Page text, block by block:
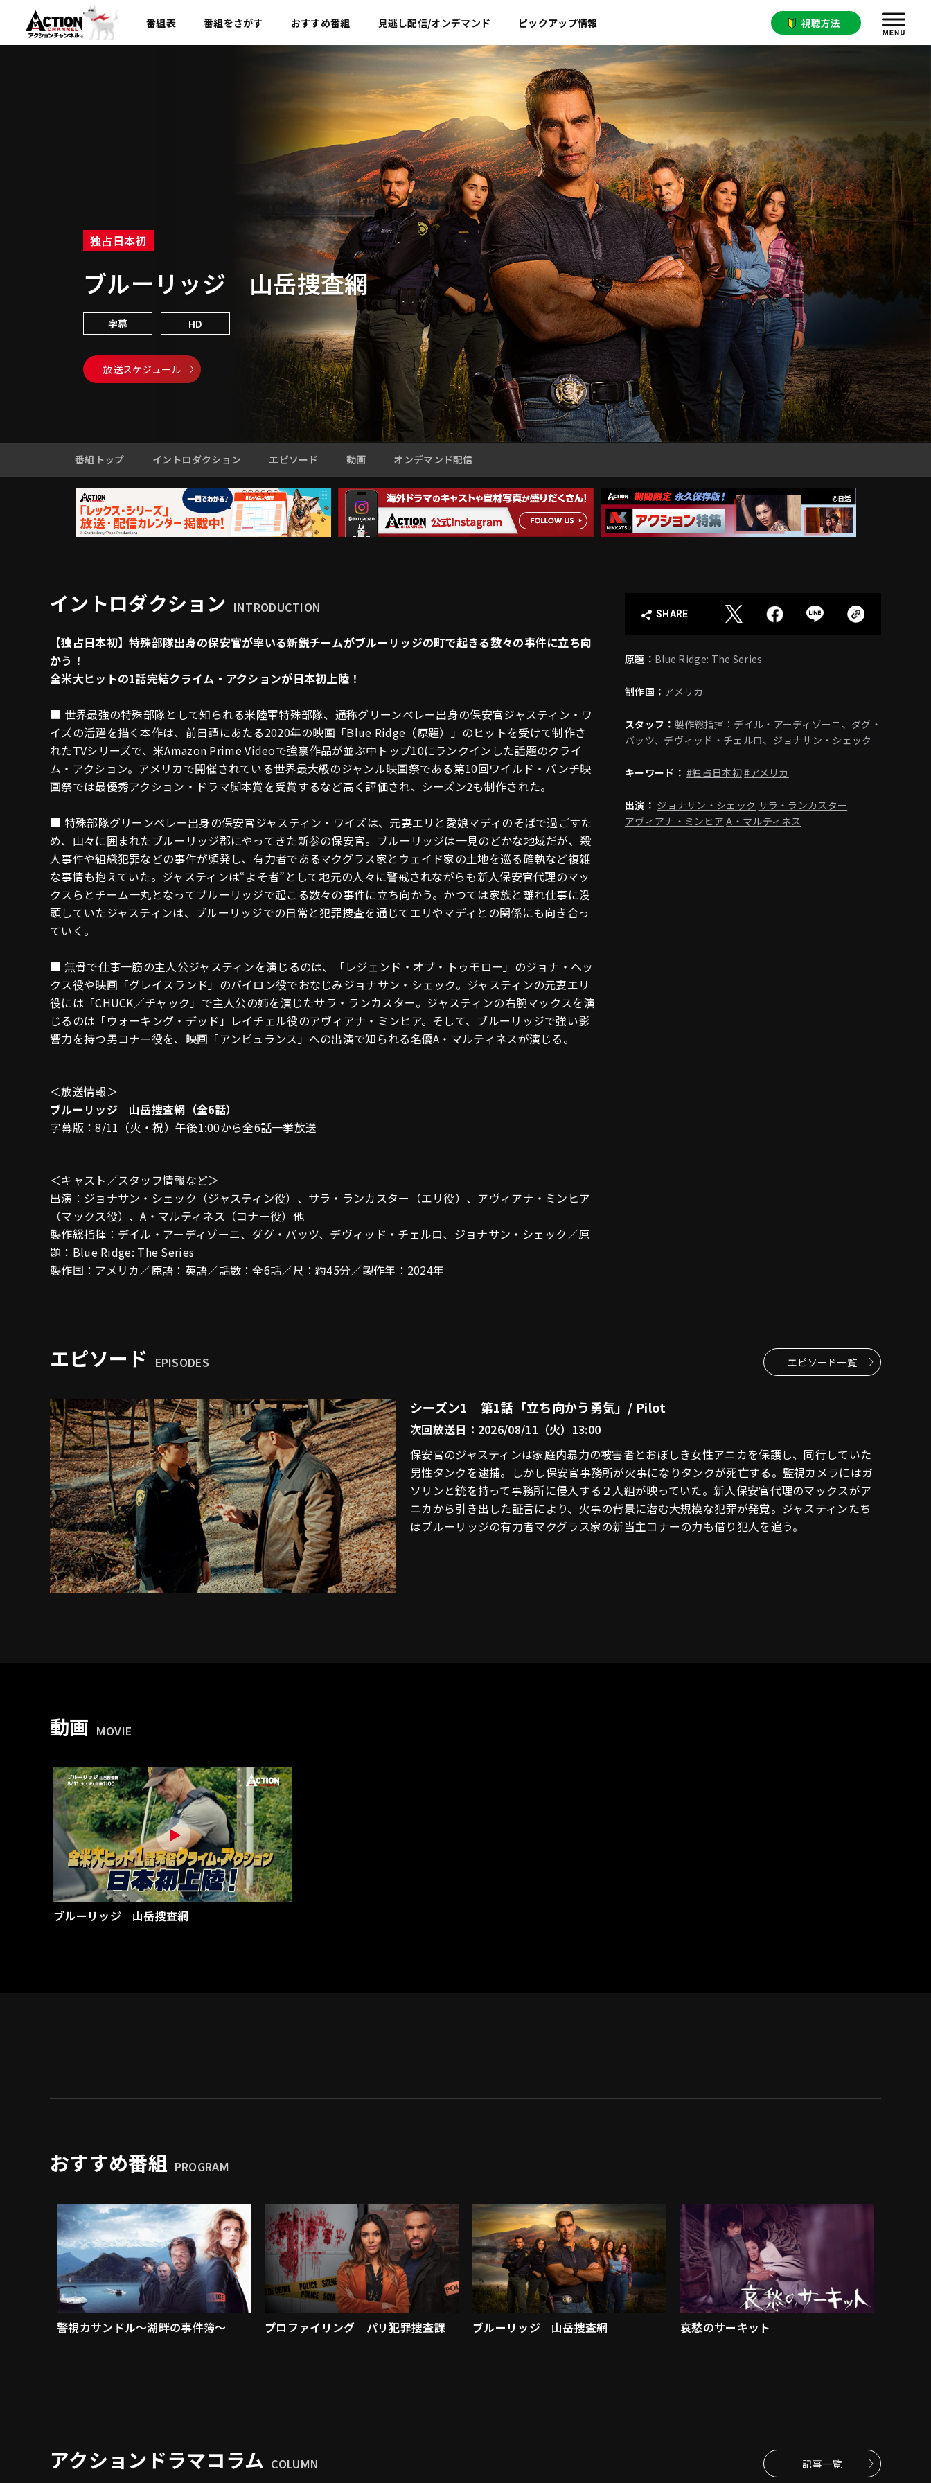
番組表 番組をさがす おすすめ番組 見逃し配信/オンデマンド ピックアップ情報
独占日本初
ブルーリッジ 山岳捜査網
字幕 HD
放送スケジュール
番組トップ イントロダクション エピソード 動画 オンデマンド配信
イントロダクション INTRODUCTION
【独占日本初】特殊部隊出身の保安官が率いる新鋭チームがブルーリッジの町で起きる数々の事件に立ち向
かう！
全米大ヒットの1話完結クライム・アクションが日本初上陸！
■ 世界最強の特殊部隊として知られる米陸軍特殊部隊、通称グリーンベレー出身の保安官ジャスティン・ワ
イズの活躍を描く本作は、前日譚にあたる2020年の映画「Blue Ridge（原題）」のヒットを受けて制作さ
れたTVシリーズで、米Amazon Prime Videoで強豪作品が並ぶ中トップ10にランクインした話題のクライ
ム・アクション。アメリカで開催されている世界最大級のジャンル映画祭である第10回ワイルド・バンチ映
画祭では最優秀アクション・ドラマ脚本賞を受賞するなど高く評価され、シーズン2も制作された。
■ 特殊部隊グリーンベレー出身の保安官ジャスティン・ワイズは、元妻エリと愛娘マディのそばで過ごすた
め、山々に囲まれたブルーリッジ郡にやってきた新参の保安官。ブルーリッジは一見のどかな地域だが、殺
人事件や組織犯罪などの事件が頻発し、有力者であるマクグラス家とウェイド家の土地を巡る確執など複雑
な事情も抱えていた。ジャスティンは“よそ者”として地元の人々に警戒されながらも新人保安官代理のマッ
クスらとチーム一丸となってブルーリッジで起こる数々の事件に立ち向かう。かつては家族と離れ仕事に没
頭していたジャスティンは、ブルーリッジでの日常と犯罪捜査を通じてエリやマディとの関係にも向き合っ
ていく。
■ 無骨で仕事一筋の主人公ジャスティンを演じるのは、「レジェンド・オブ・トゥモロー」のジョナ・ヘッ
クス役や映画「グレイスランド」のバイロン役でおなじみジョナサン・シェック。ジャスティンの元妻エリ
役には「CHUCK／チャック」で主人公の姉を演じたサラ・ランカスター。ジャスティンの右腕マックスを演
じるのは「ウォーキング・デッド」レイチェル役のアヴィアナ・ミンヒア。そして、ブルーリッジで強い影
響力を持つ男コナー役を、映画「アンビュランス」への出演で知られる名優A・マルティネスが演じる。
＜放送情報＞
ブルーリッジ 山岳捜査網（全6話）
字幕版：8/11（火・祝）午後1:00から全6話一挙放送
＜キャスト／スタッフ情報など＞
出演：ジョナサン・シェック（ジャスティン役）、サラ・ランカスター（エリ役）、アヴィアナ・ミンヒア
（マックス役）、A・マルティネス（コナー役）他
製作総指揮：デイル・アーディゾーニ、ダグ・バッツ、デヴィッド・チェルロ、ジョナサン・シェック／原
題：Blue Ridge: The Series
製作国：アメリカ／原語：英語／話数：全6話／尺：約45分／製作年：2024年
SHARE
原題： Blue Ridge: The Series
制作国： アメリカ
スタッフ： 製作総指揮：デイル・アーディゾーニ、ダグ・
バッツ、デヴィッド・チェルロ、ジョナサン・シェック
キーワード： #独占日本初#アメリカ
出演： ジョナサン・シェック サラ・ランカスター
アヴィアナ・ミンヒア A・マルティネス
エピソード EPISODES
シーズン1 第1話「立ち向かう勇気」/ Pilot
次回放送日：2026/08/11（火）13:00
保安官のジャスティンは家庭内暴力の被害者とおぼしき女性アニカを保護し、同行していた
男性タンクを逮捕。しかし保安官事務所が火事になりタンクが死亡する。監視カメラにはガ
ソリンと銃を持って事務所に侵入する２人組が映っていた。新人保安官代理のマックスがア
ニカから引き出した証言により、火事の背景に潜む大規模な犯罪が発覚。ジャスティンたち
はブルーリッジの有力者マクグラス家の新当主コナーの力も借り犯人を追う。
エピソード一覧
動画 MOVIE
ブルーリッジ 山岳捜査網
おすすめ番組 PROGRAM
警視カサンドル～湖畔の事件簿～ プロファイリング パリ犯罪捜査課 ブルーリッジ 山岳捜査網 哀愁のサーキット
アクションドラマコラム COLUMN 記事一覧